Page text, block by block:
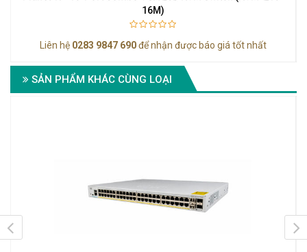
16M)
Liên hệ 0283 9847 690để nhận được báo giá tốt nhất
SẢN PHẨM KHÁC CÙNG LOẠI